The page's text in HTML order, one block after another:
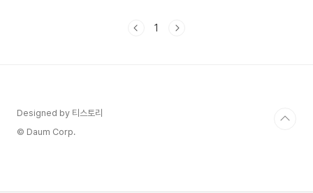
B카드 앱에서, 보험 정보는 C보험사 앱에서 따로 확인해야 했습니다. 이처럼
1
Designed by 티스토리
© Daum Corp.